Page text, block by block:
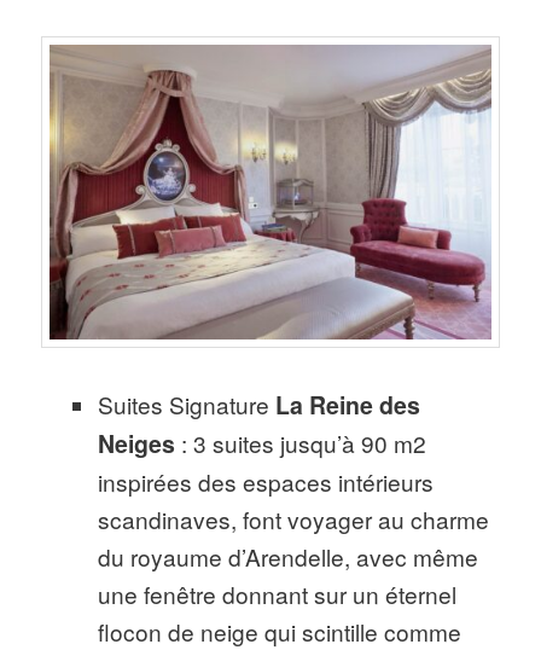
Suites Signature La Reine des
Neiges : 3 suites jusqu’à 90 m2
inspirées des espaces intérieurs
scandinaves, font voyager au charme
du royaume d’Arendelle, avec même
une fenêtre donnant sur un éternel
flocon de neige qui scintille comme